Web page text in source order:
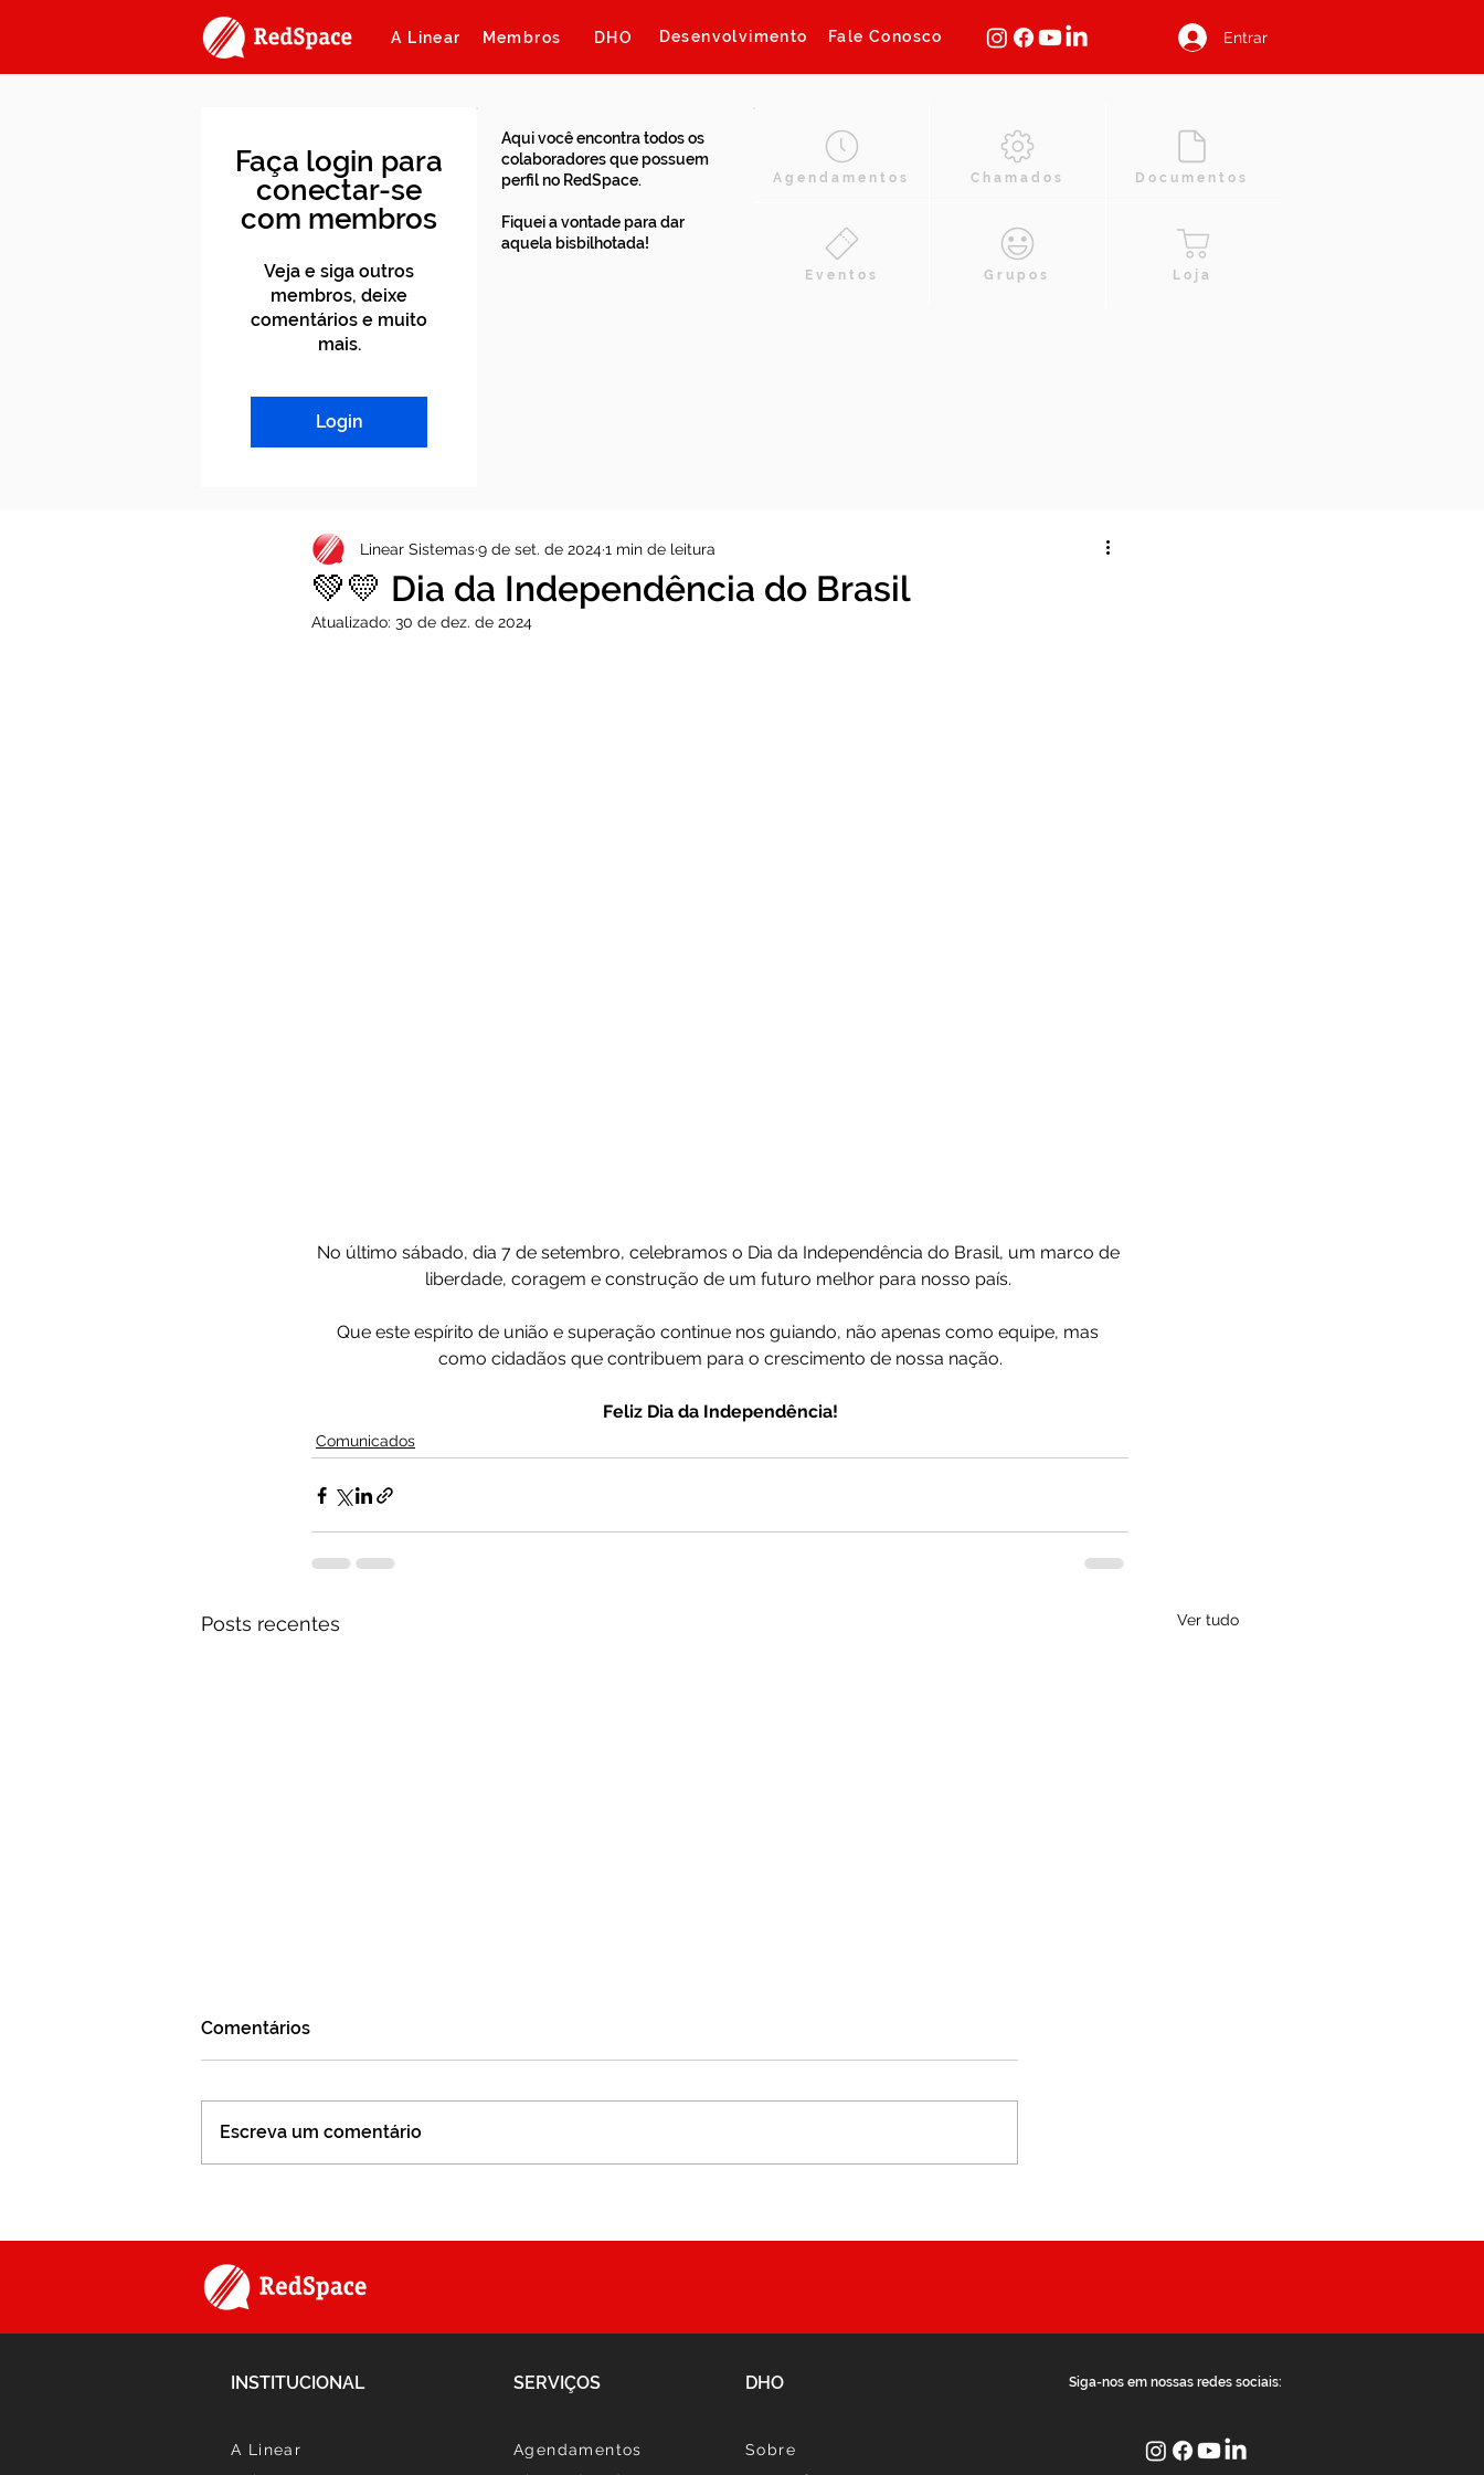
A Linear Membros DHO Desenvolvimento Fale Conosco Entrar
Faça login para
conectar-se
com membros
Veja e siga outros
membros, deixe
comentários e muito
mais.
Login
Aqui você encontra todos os
colaboradores que possuem
perfil no RedSpace.
Fiquei a vontade para dar
aquela bisbilhotada!
Agendamentos Chamados Documentos
Eventos Grupos Loja
💚💛 Dia da Independência do Brasil
Linear Sistemas9 de set. de 20241 min de leitura
Atualizado: 30 de dez. de 2024
No último sábado, dia 7 de setembro, celebramos o Dia da Independência do Brasil, um marco de
liberdade, coragem e construção de um futuro melhor para nosso país.
Que este espírito de união e superação continue nos guiando, não apenas como equipe, mas
como cidadãos que contribuem para o crescimento de nossa nação.
Feliz Dia da Independência!
Comunicados
Posts recentes Ver tudo
Comentários
Escreva um comentário
INSTITUCIONAL SERVIÇOS DHO Siga-nos em nossas redes sociais:
A Linear
Agendamentos
Sobre